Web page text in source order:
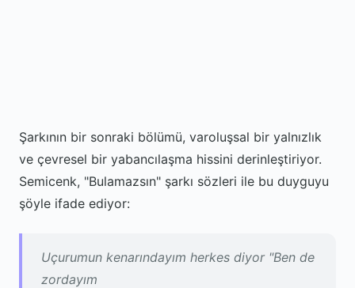
Şarkının bir sonraki bölümü, varoluşsal bir yalnızlık
ve çevresel bir yabancılaşma hissini derinleştiriyor.
Semicenk, "Bulamazsın" şarkı sözleri ile bu duyguyu
şöyle ifade ediyor:
Uçurumun kenarındayım herkes diyor "Ben de
zordayım